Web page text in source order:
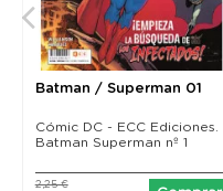
Batman / Superman 01
Cómic DC - ECC Ediciones.
Batman Superman nº 1
2,25 €